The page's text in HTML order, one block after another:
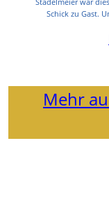
Schick zu Gast.
Mehr